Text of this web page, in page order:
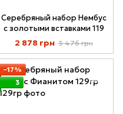
Серебряный набор Нембус
с золотыми вставками 119
2 878 грн 3 476 грн
−17%
3